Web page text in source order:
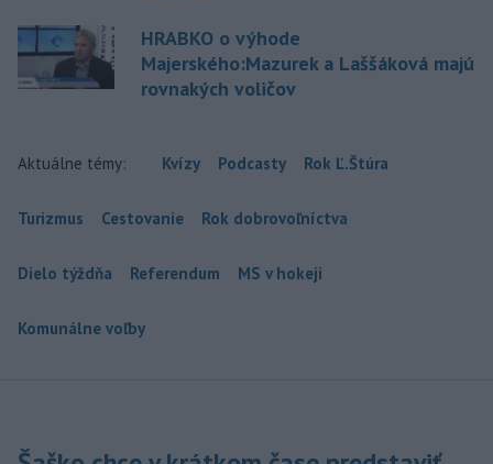
HRABKO o výhode
Majerského:Mazurek a Laššáková majú
rovnakých voličov
Aktuálne témy: Kvízy Podcasty Rok Ľ.Štúra
Turizmus Cestovanie Rok dobrovoľníctva
Dielo týždňa Referendum MS v hokeji
Komunálne voľby